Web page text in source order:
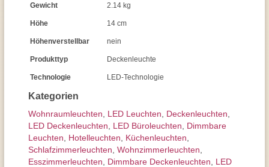
Kategorien
Wohnraum­leuchten LED Leuchten Decken­leuchten
LED Deckenleuchten
LED Büroleuchten
Dimmbare
Leuchten
Hotelleuchten Küchenleuchten
Schlafzimmer­leuchten Wohnzimmer­leuchten
Esszimmer­­leuchten
Dimmbare Deckenleuchten
LED
Gewicht 2.14 kg
Höhe 14 cm
Höhenverstellbar nein
Produkttyp Deckenleuchte
Technologie LED-Technologie